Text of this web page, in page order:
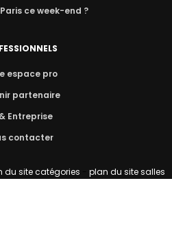
ce week-end ?
espace pro
partenaire
Entreprise
contacter
du site catégories plan du site salles